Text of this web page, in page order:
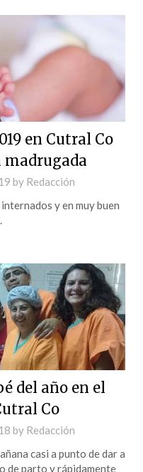
en Cutral Co
madrugada
by Redacción
y en muy buen
del año en el
Co
by Redacción
casi a punto de dar a
de parto y rápidamente